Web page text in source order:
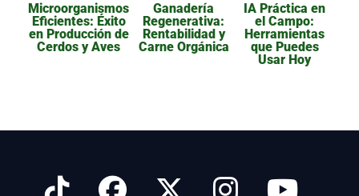
Microorganismos
Eficientes: Éxito
en Producción de
Cerdos y Aves
Ganadería
Regenerativa:
Rentabilidad y
Carne Orgánica
IA Práctica en
el Campo:
Herramientas
que Puedes
Usar Hoy